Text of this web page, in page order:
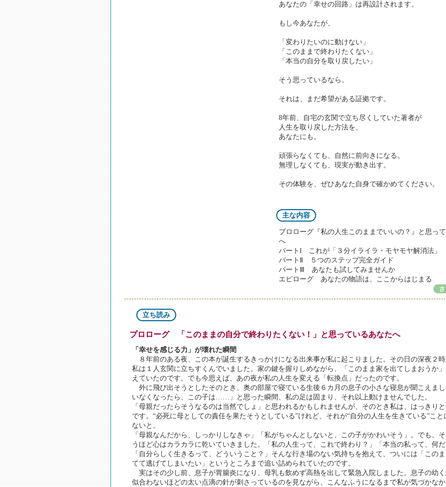
あなたの「幸せの回路」は再設計されます。
もし今あなたが、
「変わりたいのに動けない」
「このままで終わりたくない」
「本当の自分を取り戻したい」
そう思っているなら。
それは、まだ希望がある証拠です。
8年前、自宅の玄関で立ち尽くしていた著者が
人生を取り戻した方法を、
あなたにも。
頑張らなくても、自然に前向きになる。
無理しなくても、現実が動き出す。
その体験を、ぜひあなた自身で確かめてください。
主な内容
プロローグ『私の人生このままでいいの？』と思っ
へ
パートⅠ これが「３分イライラ・モヤモヤ解消法」
パートⅡ ５つのステップ完全ガイド
パートⅢ あなたも試してみませんか
エピローグ あなたの物語は、ここからはじまる
立ち読み
プロローグ 「このままの自分で終わりたくない！」と思っているあなたへ
「幸せを感じる力」が壊れた瞬間
８年前のある夜、この本が誕生するきっかけになる出来事が私に起こりました。その日の深夜２
私は１人玄関に立ちすくんでいました。家の鍵を握りしめながら、「このまま家を出てしまおうか
えていたのです。でも今思えば、あの夜が私の人生を変える「転換点」だったのです。
外に飛び出そうとしたそのとき、奥の部屋で寝ている生後６カ月の息子の小さな寝息が聞こえま
いなくなったら、この子は……」と思った瞬間、私の足は固まり、それ以上動けませんでした。
「母親だったらそうなるのは当然でしょ」と思われるかもしれませんが、そのとき私は、はっきり
です。“必死に母としての責任を果たそうとしている”けれど、それが“自分の人生を生きている”こと
ないと。
「母親なんだから、しっかりしなきゃ」「私がちゃんとしないと、この子がかわいそう」。でも、
うほど心はカラカラに乾いていきました。「私の人生って、これで終わり？」「本当の私って、何
「自分らしく生きるって、どういうこと？」そんな行き場のない気持ちを抱えて、ついには「この
てて逃げてしまいたい」というところまで追い詰められていたのです。
実はその少し前、息子が胃腸炎になり、母乳も飲めず高熱を出して緊急入院しました。息子の幼
似合わないほどの太い点滴の針が刺さっているのを見ながら、こんなふうになるまで私が気づかな